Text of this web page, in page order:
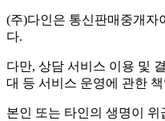
(주)다인은 통신판매중개자
다.
다만, 상담 서비스 이용 및
대 등 서비스 운영에 관한
본인 또는 타인의 생명이